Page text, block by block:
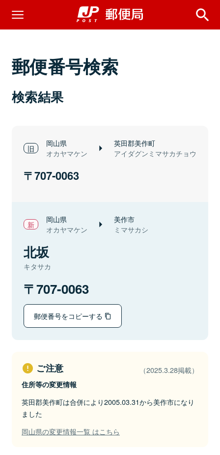
郵便番号検索
検索結果
岡山県
オカヤマケン
英田郡美作町
アイダグンミマサカチョウ
707-0063
岡山県
オカヤマケン
美作市
ミマサカシ
北坂
キタサカ
707-0063
郵便番号をコピーする
ご注意 （2025.3.28掲載）
住所等の変更情報
英田郡美作町は合併により2005.03.31から美作市になり
ました
岡山県の変更情報一覧 はこちら